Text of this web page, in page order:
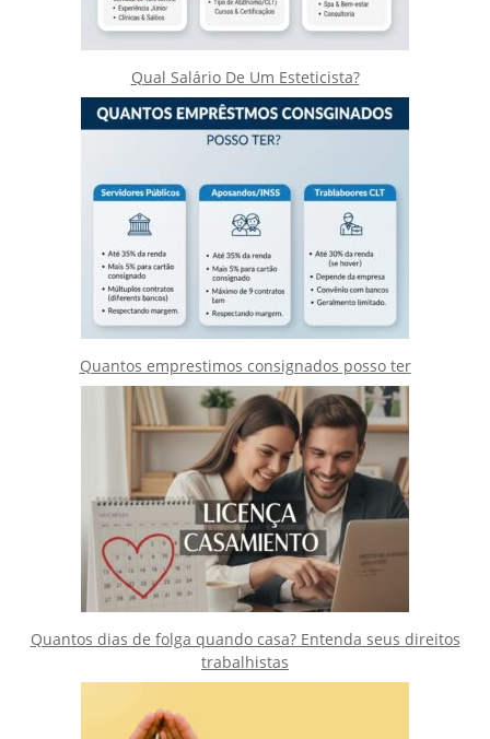
Qual Salário De Um Esteticista?
Quantos emprestimos consignados posso ter
Quantos dias de folga quando casa? Entenda seus direitos
trabalhistas